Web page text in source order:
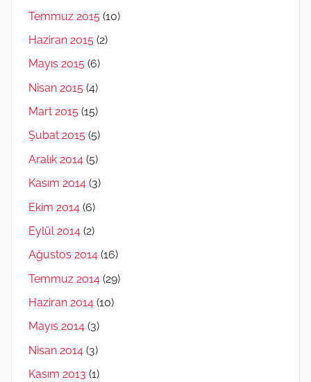
Temmuz 2015 (10)
Haziran 2015 (2)
Mayıs 2015 (6)
Nisan 2015 (4)
Mart 2015 (15)
Şubat 2015 (5)
Aralık 2014 (5)
Kasım 2014 (3)
Ekim 2014 (6)
Eylül 2014 (2)
Ağustos 2014 (16)
Temmuz 2014 (29)
Haziran 2014 (10)
Mayıs 2014 (3)
Nisan 2014 (3)
Kasım 2013 (1)